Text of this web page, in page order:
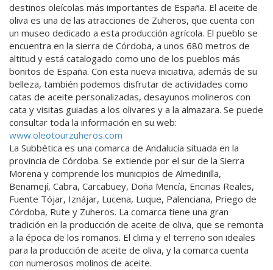
destinos oleícolas más importantes de España. El aceite de
oliva es una de las atracciones de Zuheros, que cuenta con
un museo dedicado a esta producción agrícola. El pueblo se
encuentra en la sierra de Córdoba, a unos 680 metros de
altitud y está catalogado como uno de los pueblos más
bonitos de España. Con esta nueva iniciativa, además de su
belleza, también podemos disfrutar de actividades como
catas de aceite personalizadas, desayunos molineros con
cata y visitas guiadas a los olivares y a la almazara. Se puede
consultar toda la información en su web:
www.oleotourzuheros.com
La Subbética es una comarca de Andalucía situada en la
provincia de Córdoba. Se extiende por el sur de la Sierra
Morena y comprende los municipios de Almedinilla,
Benamejí, Cabra, Carcabuey, Doña Mencía, Encinas Reales,
Fuente Tójar, Iznájar, Lucena, Luque, Palenciana, Priego de
Córdoba, Rute y Zuheros. La comarca tiene una gran
tradición en la producción de aceite de oliva, que se remonta
a la época de los romanos. El clima y el terreno son ideales
para la producción de aceite de oliva, y la comarca cuenta
con numerosos molinos de aceite.